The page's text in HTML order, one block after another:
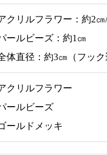
クリルフラワー：約2㎝
ールビーズ：約1㎝
体直径：約3㎝（フック
クリルフラワー
ールビーズ
ールドメッキ